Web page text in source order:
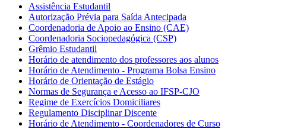
Assistência Estudantil
Autorização Prévia para Saída Antecipada
Coordenadoria de Apoio ao Ensino (CAE)
Coordenadoria Sociopedagógica (CSP)
Grêmio Estudantil
Horário de atendimento dos professores aos alunos
Horário de Atendimento - Programa Bolsa Ensino
Horário de Orientação de Estágio
Normas de Segurança e Acesso ao IFSP-CJO
Regime de Exercícios Domiciliares
Regulamento Disciplinar Discente
Horário de Atendimento - Coordenadores de Curso